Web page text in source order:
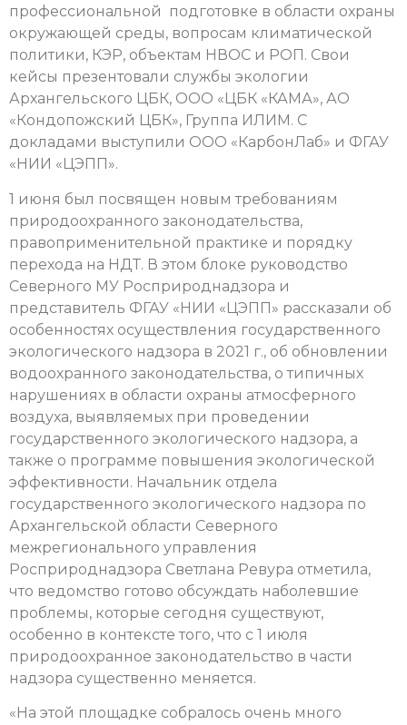
профессиональной подготовке в области охраны
окружающей среды, вопросам климатической
политики, КЭР, объектам НВОС и РОП. Свои
кейсы презентовали службы экологии
Архангельского ЦБК, ООО «ЦБК «КАМА», АО
«Кондопожский ЦБК», Группа ИЛИМ. С
докладами выступили ООО «КарбонЛаб» и ФГАУ
«НИИ «ЦЭПП».
1 июня был посвящен новым требованиям
природоохранного законодательства,
правоприменительной практике и порядку
перехода на НДТ. В этом блоке руководство
Северного МУ Росприроднадзора и
представитель ФГАУ «НИИ «ЦЭПП» рассказали об
особенностях осуществления государственного
экологического надзора в 2021 г., об обновлении
водоохранного законодательства, о типичных
нарушениях в области охраны атмосферного
воздуха, выявляемых при проведении
государственного экологического надзора, а
также о программе повышения экологической
эффективности. Начальник отдела
государственного экологического надзора по
Архангельской области Северного
межрегионального управления
Росприроднадзора Светлана Ревура отметила,
что ведомство готово обсуждать наболевшие
проблемы, которые сегодня существуют,
особенно в контексте того, что с 1 июля
природоохранное законодательство в части
надзора существенно меняется.
«На этой площадке собралось очень много